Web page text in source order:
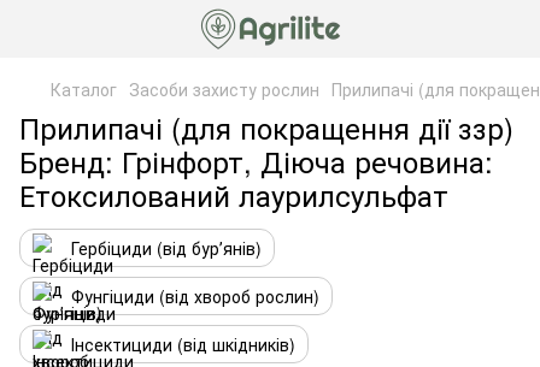
Каталог Засоби захисту рослин Прилипачі (для
Прилипачі (для покращення дії ззр)
Бренд: Грінфорт, Діюча речовина:
Етоксилований лаурилсульфат
Гербіциди (від бурʼянів)
Фунгіциди (від хвороб рослин)
Інсектициди (від шкідників)